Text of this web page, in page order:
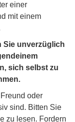
einer
mit einem
Sie unverzüglich
sich selbst zu
oder
sind. Bitten Sie
zu lesen. Fordern